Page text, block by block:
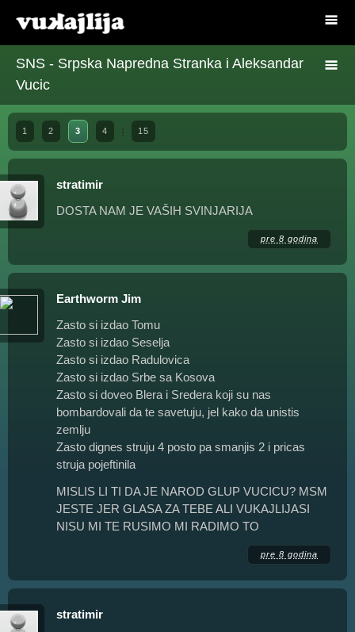
SNS - Srpska Napredna Stranka i Aleksandar
Vucic
1 2 3 4 15
stratimir
DOSTA NAM JE VAŠIH SVINJARIJA
pre 8 godina
Earthworm Jim
Zasto si izdao Tomu
Zasto si izdao Seselja
Zasto si izdao Radulovica
Zasto si izdao Srbe sa Kosova
Zasto si doveo Blera i Sredera koji su nas
bombardovali da te savetuju, jel kako da unistis
zemlju
Zasto dignes struju 4 posto pa smanjis 2 i pricas
struja pojeftinila
MISLIS LI TI DA JE NAROD GLUP VUCICU? MSM
JESTE JER GLASA ZA TEBE ALI VUKAJLIJASI
NISU MI TE RUSIMO MI RADIMO TO
pre 8 godina
stratimir